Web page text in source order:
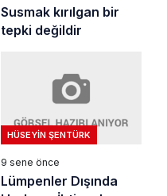
Susmak kırılgan bir
tepki değildir
HÜSEYIN ŞENTÜRK
9 sene önce
Lümpenler Dışında